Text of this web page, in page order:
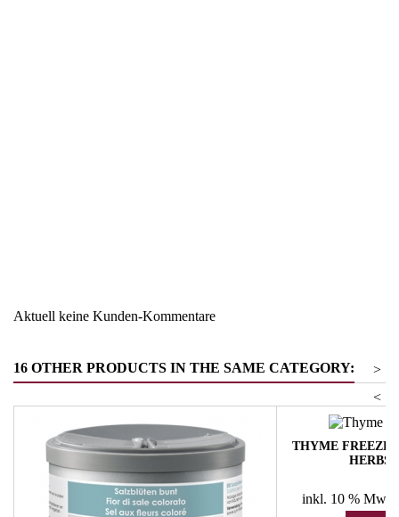
Aktuell keine Kunden-Kommentare
16 OTHER PRODUCTS IN THE SAME CATEGORY:
>
<
THYME FREEZE
HERBS
inkl. 10 %